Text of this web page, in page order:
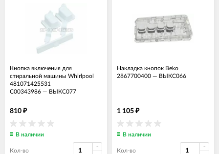
Кнопка включения для
стиральной машины Whirlpool
481071425531
C00343986 — ВЫКС077
810 ₽
В наличии
Кол-во
Накладка кнопок Beko
2867700400 — ВЫКС066
1 105 ₽
В наличии
Кол-во